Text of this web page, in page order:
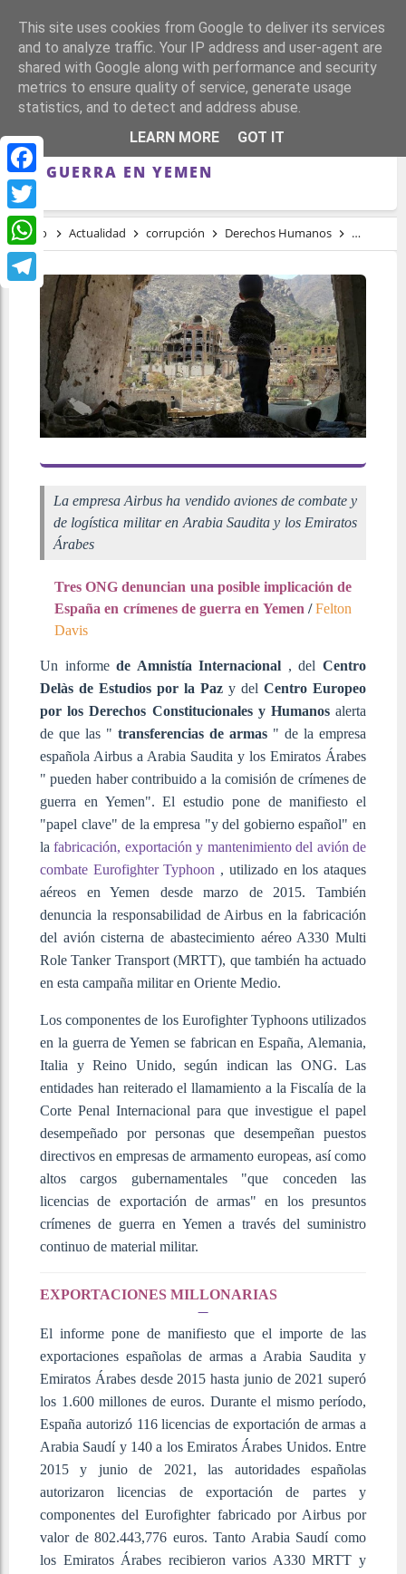
Facebook
Twitter
WhatsApp
Telegram
TRES ONG DENUNCIAN UNA POSIBLE
IMPLICACIÓN DE ESPAÑA EN CRÍMENES
DE GUERRA EN YEMEN
Inicio Actualidad corrupción Derechos Humanos genocidio
La empresa Airbus ha vendido aviones de combate y
de logística militar en Arabia Saudita y los Emiratos
Árabes
Tres ONG denuncian una posible implicación de
España en crímenes de guerra en Yemen /Felton
Davis
Un informede Amnistía Internacional , delCentro
Delàs de Estudios por la Paz y del Centro Europeo
por los Derechos Constitucionales y Humanos alerta
de que las " transferencias de armas " de la empresa
española Airbus a Arabia Saudita y los Emiratos Árabes
" pueden haber contribuido a la comisión de crímenes de
guerra en Yemen". El estudio pone de manifiesto el
"papel clave" de la empresa "y del gobierno español" en
lafabricación, exportación y mantenimiento del avión de
combate Eurofighter Typhoon , utilizado en los ataques
aéreos en Yemen desde marzo de 2015. También
denuncia la responsabilidad de Airbus en la fabricación
del avión cisterna de abastecimiento aéreo A330 Multi
Role Tanker Transport (MRTT), que también ha actuado
en esta campaña militar en Oriente Medio.
Los componentes de los Eurofighter Typhoons utilizados
en la guerra de Yemen se fabrican en España, Alemania,
Italia y Reino Unido, según indican las ONG. Las
entidades han reiterado el llamamiento a la Fiscalía de la
Corte Penal Internacional para que investigue el papel
desempeñado por personas que desempeñan puestos
directivos en empresas de armamento europeas, así como
altos cargos gubernamentales "que conceden las
licencias de exportación de armas" en los presuntos
crímenes de guerra en Yemen a través del suministro
continuo de material militar.
EXPORTACIONES MILLONARIAS
El informe pone de manifiesto que el importe de las
exportaciones españolas de armas a Arabia Saudita y
Emiratos Árabes desde 2015 hasta junio de 2021 superó
los 1.600 millones de euros. Durante el mismo período,
España autorizó 116 licencias de exportación de armas a
Arabia Saudí y 140 a los Emiratos Árabes Unidos. Entre
2015 y junio de 2021, las autoridades españolas
autorizaron licencias de exportación de partes y
componentes del Eurofighter fabricado por Airbus por
valor de 802.443,776 euros. Tanto Arabia Saudí como
los Emiratos Árabes recibieron varios A330 MRTT y
This site uses cookies from Google to deliver its services
and to analyze traffic. Your IP address and user-agent are
shared with Google along with performance and security
metrics to ensure quality of service, generate usage
statistics, and to detect and address abuse.
LEARN MORE
GOT IT